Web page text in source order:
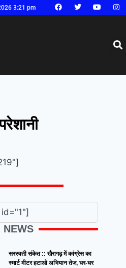
3:21 pm
NEWS
सरस्वती संकेत :: खैरागढ़ में कांग्रेस का
स्मार्ट मीटर हटाओ अभियान तेज, घर-घर